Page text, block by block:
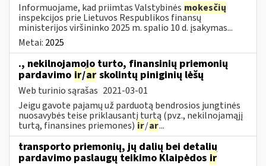
Informuojame, kad priimtas Valstybinės mokesčių
inspekcijos prie Lietuvos Respublikos finansų
ministerijos viršininko 2025 m. spalio 10 d. įsakymas...
Metai: 2025
., nekilnojamojo turto, finansinių priemonių
pardavimo ir/ar skolintų piniginių lėšų
Web turinio sąrašas 2021-03-01
Jeigu gavote pajamų už parduotą bendrosios jungtinės
nuosavybės teise priklausantį turtą (pvz., nekilnojamąjį
turtą, finansines priemones) ir/ar...
transporto priemonių, jų dalių bei detalių
pardavimo paslaugų teikimo Klaipėdos ir